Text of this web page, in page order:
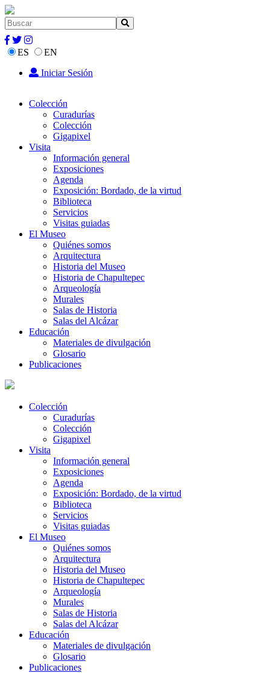
ES
EN
Iniciar Sesión
Colección
Curadurías
Colección
Gigapixel
Visita
Información general
Exposiciones
Agenda
Exposición: Bordado, de la virtud
Biblioteca
Servicios
Visitas guiadas
El Museo
Quiénes somos
Arquitectura
Historia del Museo
Historia de Chapultepec
Arqueología
Murales
Salas de Historia
Salas del Alcázar
Educación
Materiales de divulgación
Glosario
Publicaciones
Colección
Curadurías
Colección
Gigapixel
Visita
Información general
Exposiciones
Agenda
Exposición: Bordado, de la virtud
Biblioteca
Servicios
Visitas guiadas
El Museo
Quiénes somos
Arquitectura
Historia del Museo
Historia de Chapultepec
Arqueología
Murales
Salas de Historia
Salas del Alcázar
Educación
Materiales de divulgación
Glosario
Publicaciones